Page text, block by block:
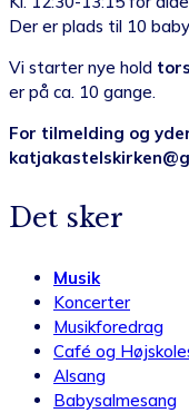
Der er plads til 10
Vi starter nye hold
er på ca. 10 gange.
For tilmelding og
Det sker
Musik
Koncerter
Musikforedrag
Café og
Alsang
Babysalmesang